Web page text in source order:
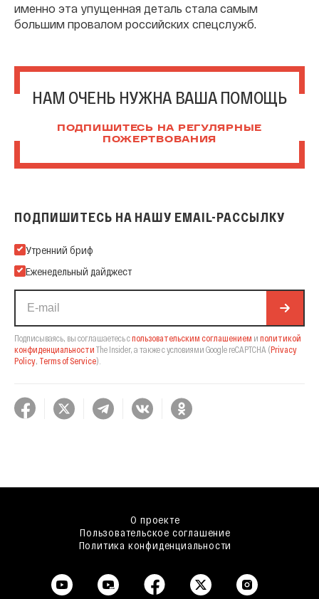
именно эта упущенная деталь стала самым
большим провалом российских спецслужб.
НАМ ОЧЕНЬ НУЖНА ВАША ПОМОЩЬ
ПОДПИШИТЕСЬ НА РЕГУЛЯРНЫЕ
ПОЖЕРТВОВАНИЯ
ПОДПИШИТЕСЬ НА НАШУ EMAIL-РАССЫЛКУ
Подпишитесь на нашу Email-рассылку
Утренний бриф
Еженедельный дайджест
Подписываясь, вы соглашаетесь спользовательским соглашением и политикой
конфиденциальности The Insider, а также с условиями Google reCAPTCHA (Privacy
Policy Terms of Service).
О проекте
Пользовательское соглашение
Политика конфиденциальности